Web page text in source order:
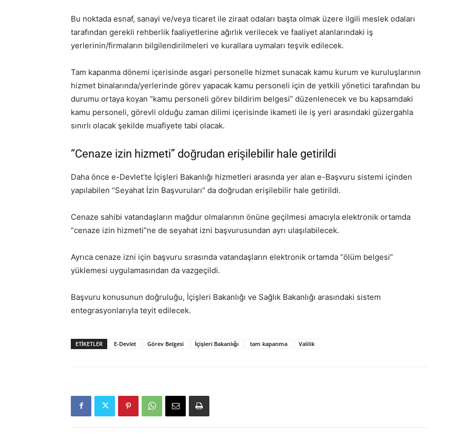
Bu noktada esnaf, sanayi ve/veya ticaret ile ziraat odaları başta olmak üzere ilgili meslek odaları
tarafından gerekli rehberlik faaliyetlerine ağırlık verilecek ve faaliyet alanlarındaki iş
yerlerinin/firmaların bilgilendirilmeleri ve kurallara uymaları teşvik edilecek.
Tam kapanma dönemi içerisinde asgari personelle hizmet sunacak kamu kurum ve kuruluşlarının
hizmet binalarında/yerlerinde görev yapacak kamu personeli için de yetkili yönetici tarafından bu
durumu ortaya koyan “kamu personeli görev bildirim belgesi” düzenlenecek ve bu kapsamdaki
kamu personeli, görevli olduğu zaman dilimi içerisinde ikameti ile iş yeri arasındaki güzergahla
sınırlı olacak şekilde muafiyete tabi olacak.
“Cenaze izin hizmeti” doğrudan erişilebilir hale getirildi
Daha önce e-Devlet’te İçişleri Bakanlığı hizmetleri arasında yer alan e-Başvuru sistemi içinden
yapılabilen “Seyahat İzin Başvuruları” da doğrudan erişilebilir hale getirildi.
Cenaze sahibi vatandaşların mağdur olmalarının önüne geçilmesi amacıyla elektronik ortamda
“cenaze izin hizmeti”ne de seyahat izni başvurusundan ayrı ulaşılabilecek.
Ayrıca cenaze izni için başvuru sırasında vatandaşların elektronik ortamda “ölüm belgesi”
yüklemesi uygulamasından da vazgeçildi.
Başvuru konusunun doğruluğu, İçişleri Bakanlığı ve Sağlık Bakanlığı arasındaki sistem
entegrasyonlarıyla teyit edilecek.
ETIKETLER E-Devlet Görev Belgesi İçişleri Bakanlığı tam kapanma Valilik